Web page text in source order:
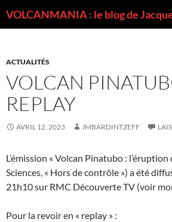
ACTUALITÉS
VOLCAN
REPLAY
AVRIL 12, 2023 JMBARDINTZEFF
L’émission « Volcan Pinatubo :
Sciences, « Hors de contrôle ») a été
21h10 sur RMC Découverte TV (voir
Pour la revoir en « replay » :